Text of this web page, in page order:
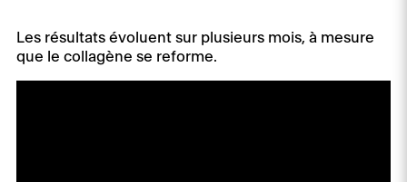
Les résultats évoluent sur plusieurs mois, à mesure
que le collagène se reforme.